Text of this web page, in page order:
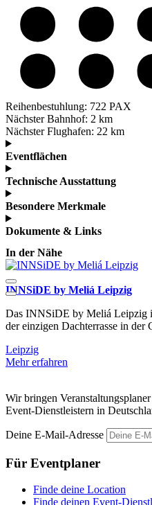
Reihenbestuhlung: 722 PAX
Nächster Bahnhof: 2 km
Nächster Flughafen: 22 km
Eventflächen
Technische Ausstattung
Besondere Merkmale
Dokumente & Links
In der Nähe
INNSiDE by Meliá Leipzig
Das INNSiDE by Meliá Leipzig
der einzigen Dachterrasse in der
Leipzig
Mehr erfahren
Wir bringen
Event-Dienstleistern in
Deine E-Mail-Adresse
Für Eventplaner
Finde deine Location
Finde deinen Event-